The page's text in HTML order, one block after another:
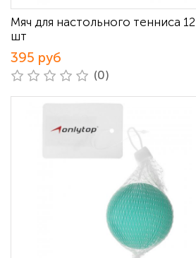
Мяч для настольного тенниса 12
шт
395 руб
(0)